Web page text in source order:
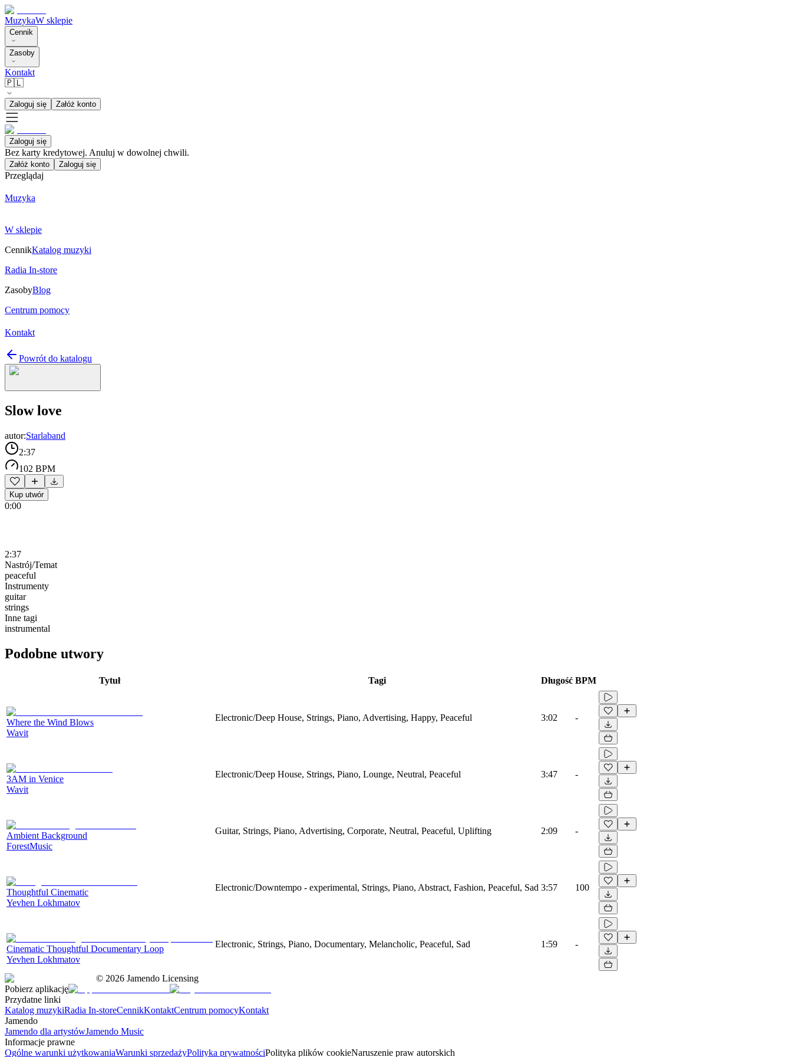
MuzykaW sklepie
Cennik
Zasoby
Kontakt
🇵🇱
Zaloguj się Załóż konto
Zaloguj się
Bez karty kredytowej. Anuluj w dowolnej chwili.
Załóż konto Zaloguj się
Przeglądaj
Muzyka
W sklepie
CennikKatalog muzyki
Radia In-store
ZasobyBlog
Centrum pomocy
Kontakt
Powrót do katalogu
Slow love
autor:Starlaband
2:37
102 BPM
Kup utwór
0:00
2:37
Nastrój/Temat
peaceful
Instrumenty
guitar
strings
Inne tagi
instrumental
Podobne utwory
Tytuł Tagi Długość BPM
Where the Wind Blows
Wavit
Electronic/Deep House, Strings, Piano, Advertising, Happy, Peaceful 3:02 -
3AM in Venice
Wavit
Electronic/Deep House, Strings, Piano, Lounge, Neutral, Peaceful 3:47 -
Ambient Background
ForestMusic
Guitar, Strings, Piano, Advertising, Corporate, Neutral, Peaceful, Uplifting 2:09 -
Thoughtful Cinematic
Yevhen Lokhmatov
Electronic/Downtempo - experimental, Strings, Piano, Abstract, Fashion, Peaceful, Sad 3:57 100
Cinematic Thoughtful Documentary Loop
Yevhen Lokhmatov
Electronic, Strings, Piano, Documentary, Melancholic, Peaceful, Sad 1:59 -
© 2026 Jamendo Licensing
Pobierz aplikację
Przydatne linki
Katalog muzykiRadia In-storeCennikKontaktCentrum pomocyKontakt
Jamendo
Jamendo dla artystówJamendo Music
Informacje prawne
Ogólne warunki użytkowaniaWarunki sprzedażyPolityka prywatnościPolityka plików cookieNaruszenie praw autorskich